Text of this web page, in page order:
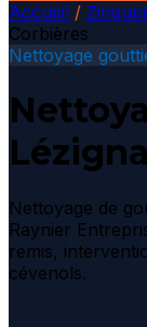
Accueil /
Corbières
Nettoyage
Nettoyage de
Raynier
remis,
cévenols.